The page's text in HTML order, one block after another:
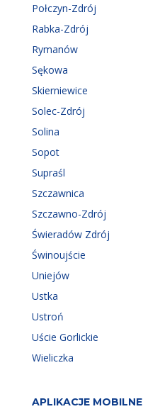
Połczyn-Zdrój
Rabka-Zdrój
Rymanów
Sękowa
Skierniewice
Solec-Zdrój
Solina
Sopot
Supraśl
Szczawnica
Szczawno-Zdrój
Świeradów Zdrój
Świnoujście
Uniejów
Ustka
Ustroń
Uście Gorlickie
Wieliczka
APLIKACJE MOBILNE